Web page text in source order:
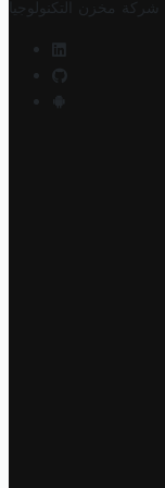
شركة مخزن التكنولوجيا